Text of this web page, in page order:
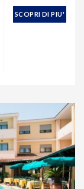
SCOPRI DI PIU'